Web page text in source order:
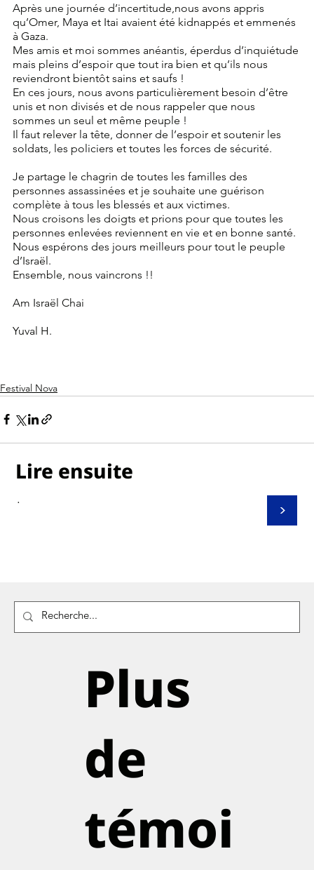
Lire ensuite
>
.
Plus
de
témoi
Après une journée d’incertitude,nous avons appris
qu’Omer, Maya et Itai avaient été kidnappés et emmenés
à Gaza.
Mes amis et moi sommes anéantis, éperdus d’inquiétude
mais pleins d’espoir que tout ira bien et qu’ils nous
reviendront bientôt sains et saufs !
En ces jours, nous avons particulièrement besoin d’être
unis et non divisés et de nous rappeler que nous
sommes un seul et même peuple !
Il faut relever la tête, donner de l’espoir et soutenir les
soldats, les policiers et toutes les forces de sécurité.
Je partage le chagrin de toutes les familles des
personnes assassinées et je souhaite une guérison
complète à tous les blessés et aux victimes.
Nous croisons les doigts et prions pour que toutes les
personnes enlevées reviennent en vie et en bonne santé.
Nous espérons des jours meilleurs pour tout le peuple
d’Israël.
Ensemble, nous vaincrons !!
Am Israël Chai
Yuval H.
Festival Nova